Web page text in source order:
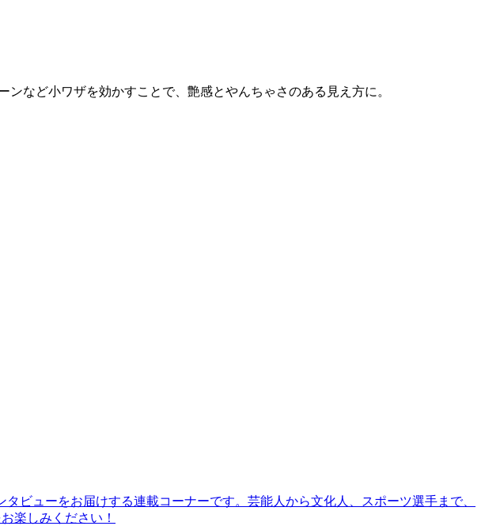
など小ワザを効かすことで、艶感とやんちゃさのある見え方に。
ビューをお届けする連載コーナーです。芸能人から文化人、スポーツ選手まで、
楽しみください！